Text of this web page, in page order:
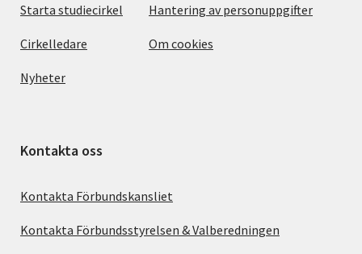
Starta studiecirkel
Cirkelledare
Nyheter
Hantering av personuppgifter
Om cookies
Kontakta oss
Kontakta Förbundskansliet
Kontakta Förbundsstyrelsen & Valberedningen